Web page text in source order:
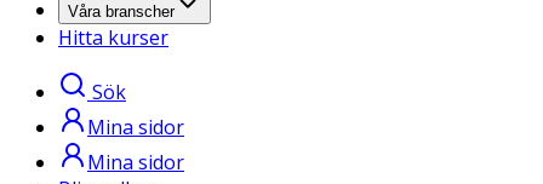
Våra branscher
Hitta kurser
Sök
Mina sidor
Mina sidor